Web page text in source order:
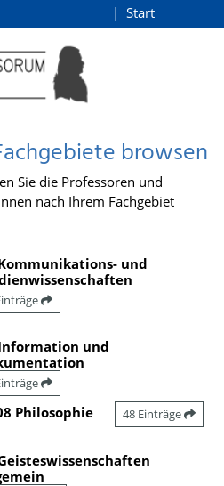
Start
browsen
Sie die Professoren und
nach Ihrem Fachgebiet
und
und
Philosophie 48 Einträge